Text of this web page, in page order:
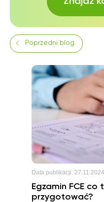
Poprzedni blog
Data publikacji: 27.11.2024
Egzamin FCE
przygotować?